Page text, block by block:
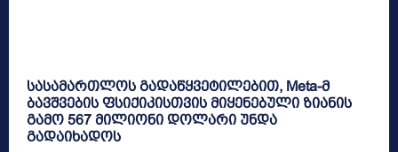
სასამართლოს გადაწყვეტილებით, Meta-მ
ბავშვების ფსიქიკისთვის მიყენებული ზიანის
გამო 567 მილიონი დოლარი უნდა
გადაიხადოს